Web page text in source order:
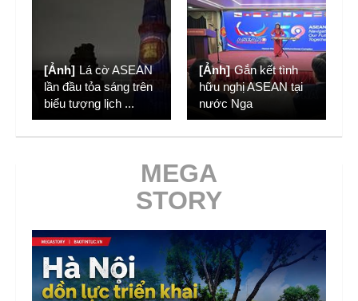
[Ảnh] Lá cờ ASEAN
lần đầu tỏa sáng trên
biểu tượng lịch ...
[Ảnh] Gắn kết tình
hữu nghị ASEAN tại
nước Nga
MEGA
STORY